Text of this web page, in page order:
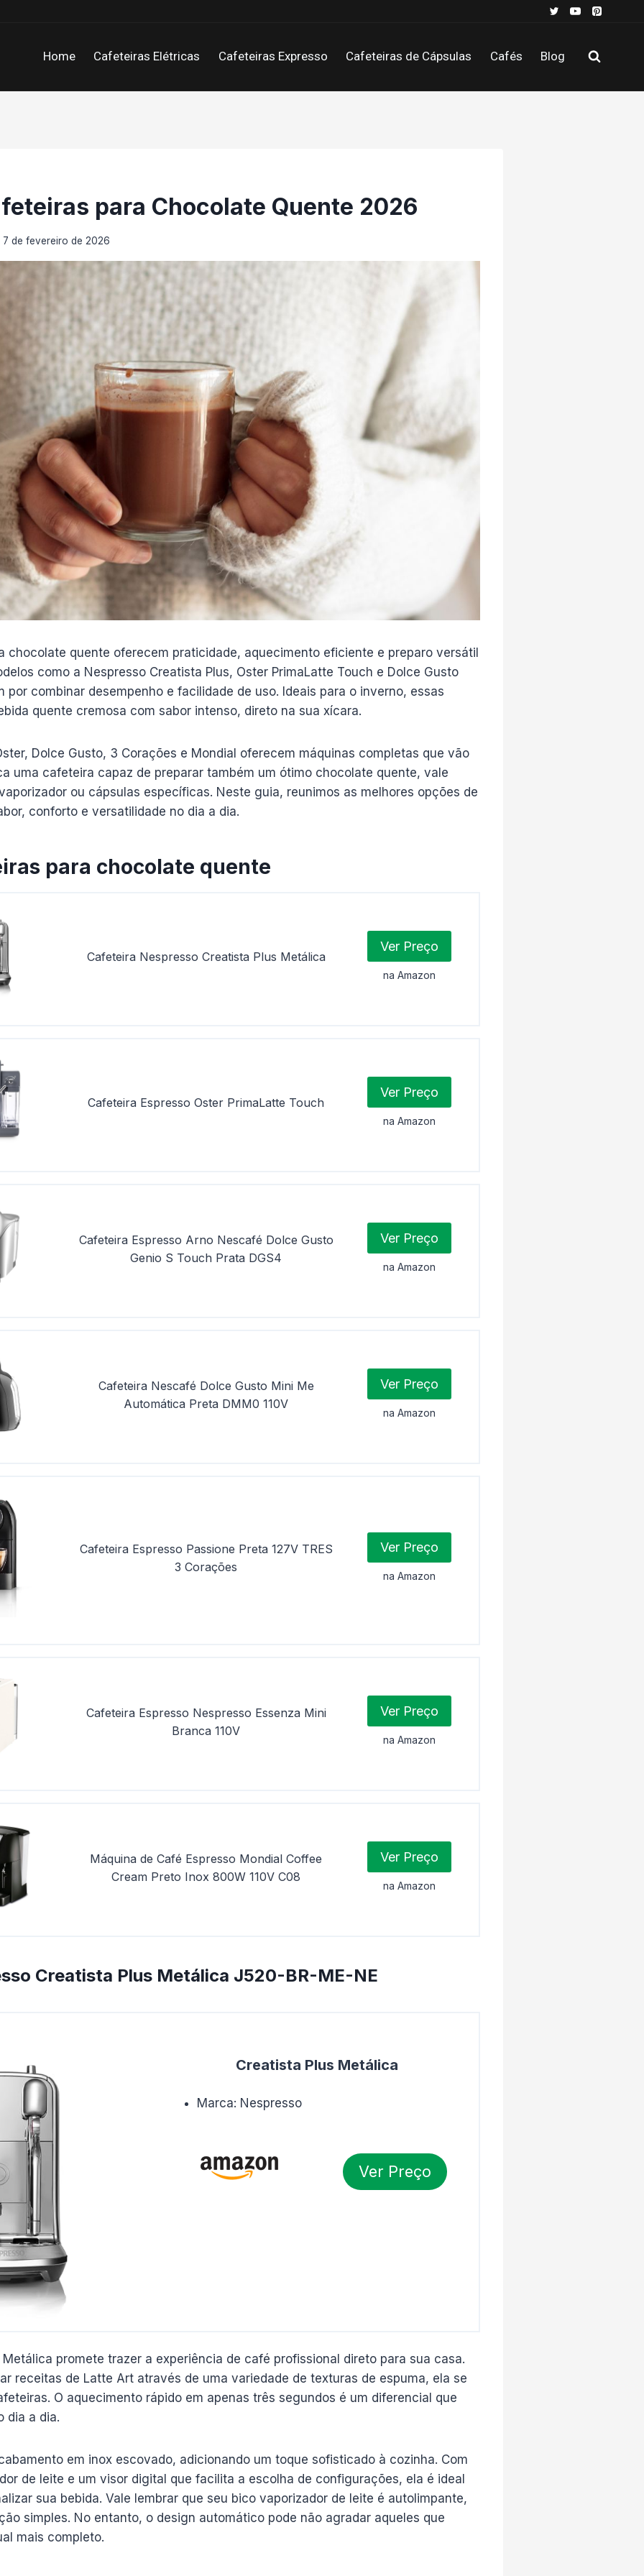
Home Cafeteiras Elétricas Cafeteiras Expresso Cafeteiras de Cápsulas Cafés Blog
para Chocolate Quente 2026
7 de fevereiro de 2026
chocolate quente oferecem praticidade, aquecimento eficiente e preparo versátil
como a Nespresso Creatista Plus, Oster PrimaLatte Touch e Dolce Gusto
por combinar desempenho e facilidade de uso. Ideais para o inverno, essas
quente cremosa com sabor intenso, direto na sua xícara.
Dolce Gusto, 3 Corações e Mondial oferecem máquinas completas que vão
uma cafeteira capaz de preparar também um ótimo chocolate quente, vale
ou cápsulas específicas. Neste guia, reunimos as melhores opções de
conforto e versatilidade no dia a dia.
para chocolate quente
Cafeteira Nespresso Creatista Plus Metálica
Ver Preço
na Amazon
Cafeteira Espresso Oster PrimaLatte Touch
Ver Preço
na Amazon
Cafeteira Espresso Arno Nescafé Dolce Gusto
Genio S Touch Prata DGS4
Ver Preço
na Amazon
Cafeteira Nescafé Dolce Gusto Mini Me
Automática Preta DMM0 110V
Ver Preço
na Amazon
Cafeteira Espresso Passione Preta 127V TRES
3 Corações
Ver Preço
na Amazon
Cafeteira Espresso Nespresso Essenza Mini
Branca 110V
Ver Preço
na Amazon
Máquina de Café Espresso Mondial Coffee
Cream Preto Inox 800W 110V C08
Ver Preço
na Amazon
Creatista Plus Metálica J520-BR-ME-NE
Creatista Plus Metálica
Marca: Nespresso
Ver Preço
promete trazer a experiência de café profissional direto para sua casa.
receitas de Latte Art através de uma variedade de texturas de espuma, ela se
O aquecimento rápido em apenas três segundos é um diferencial que
dia a dia.
em inox escovado, adicionando um toque sofisticado à cozinha. Com
de leite e um visor digital que facilita a escolha de configurações, ela é ideal
sua bebida. Vale lembrar que seu bico vaporizador de leite é autolimpante,
simples. No entanto, o design automático pode não agradar aqueles que
mais completo.